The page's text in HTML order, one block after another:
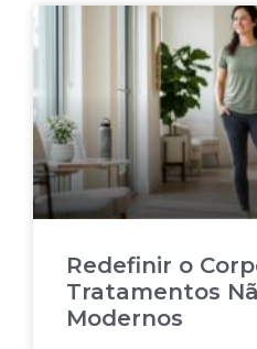
Redefinir o
Tratamentos
Modernos